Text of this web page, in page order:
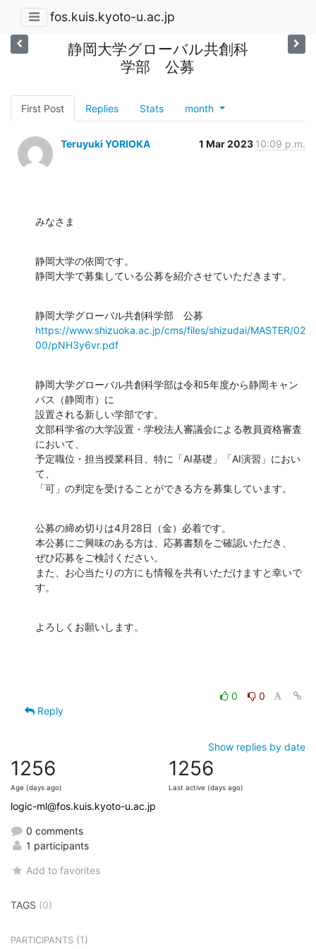
fos.kuis.kyoto-u.ac.jp
静岡大学グローバル共創科
学部 公募
First Post Replies Stats month
Teruyuki YORIOKA 1 Mar 2023 10:09 p.m.
みなさま
静岡大学の依岡です。
静岡大学で募集している公募を紹介させていただきます。
https://www.shizuoka.ac.jp/cms/files/shizudai/MASTER/02
00/pNH3y6vr.pdf
静岡大学グローバル共創科学部は令和5年度から静岡キャン
パス（静岡市）に
設置される新しい学部です。
文部科学省の大学設置・学校法人審議会による教員資格審査
において、
予定職位・担当授業科目、特に「AI基礎」「AI演習」におい
て、
「可」の判定を受けることができる方を募集しています。
公募の締め切りは4月28日（金）必着です。
本公募にご興味のある方は、応募書類をご確認いただき、
ぜひ応募をご検討ください。
また、お心当たりの方にも情報を共有いただけますと幸いで
す。
よろしくお願いします。
0
0
Reply
Show replies by date
1256
Age (days ago)
1256
Last active (days ago)
logic-ml@fos.kuis.kyoto-u.ac.jp
0 comments
1 participants
Add to favorites
TAGS (0)
PARTICIPANTS (1)